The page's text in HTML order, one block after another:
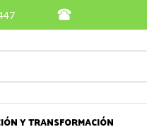
Y TRANSFORMACIÓN